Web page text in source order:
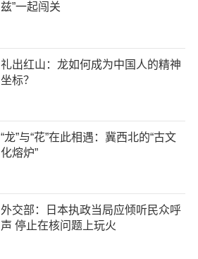
兹”一起闯关
礼出红山：龙如何成为中国人的精神
坐标？
“龙”与“花”在此相遇：冀西北的“古文
化熔炉”
外交部：日本执政当局应倾听民众呼
声 停止在核问题上玩火